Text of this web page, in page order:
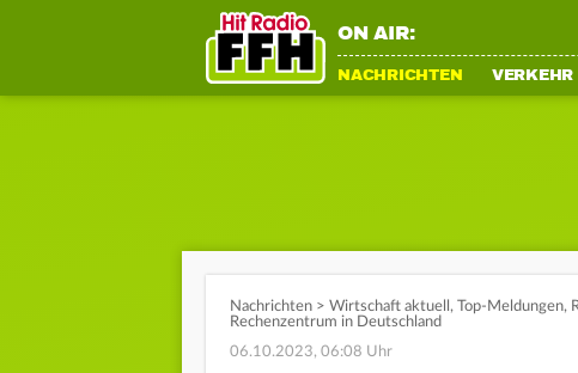
ON AIR:
NACHRICHTEN VERKEHR
Nachrichten > Wirtschaft aktuell , Top-Meldungen,
Rechenzentrum in Deutschland
06.10.2023, 06:08 Uhr